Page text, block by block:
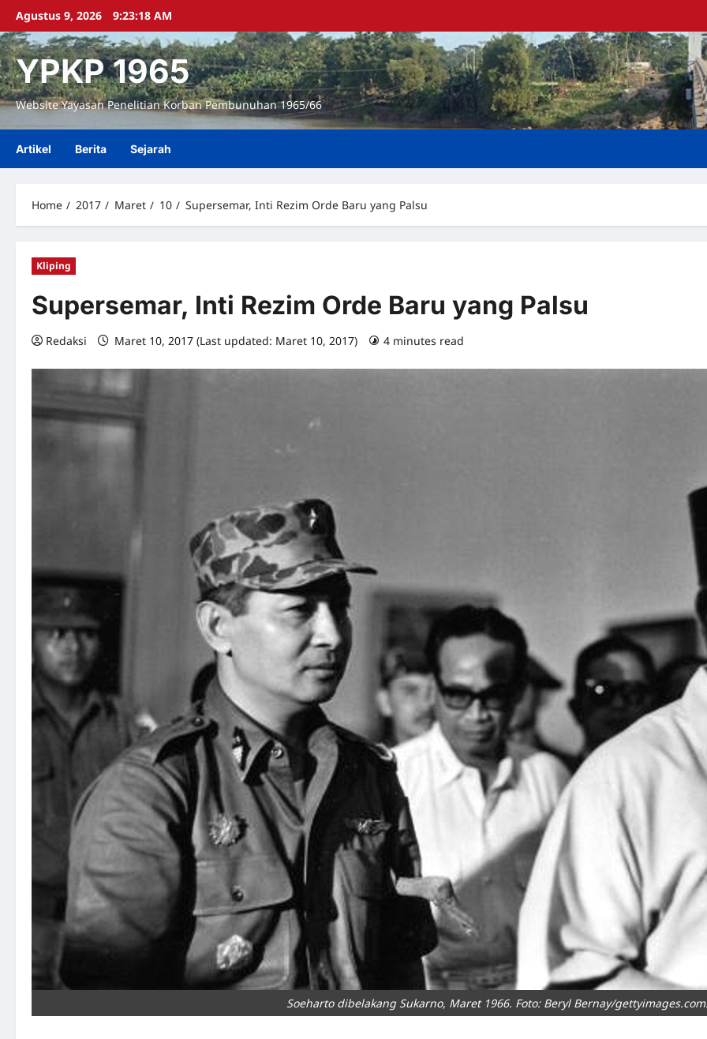
Skip
content
Agustus 9, 2026 9:23:19 AM
YPKP 1965
Website Yayasan Penelitian Korban Pembunuhan 1965/66
Artikel Berita Sejarah
Home 2017 Maret 10 Supersemar, Inti Rezim Orde Baru yang Palsu
Kliping
Supersemar, Inti Rezim Orde Baru yang Palsu
Redaksi Maret 10, 2017 (Last updated: Maret 10, 2017) 4 minutes read
Soeharto dibelakang Sukarno, Maret 1966. Foto: Beryl Bernay/